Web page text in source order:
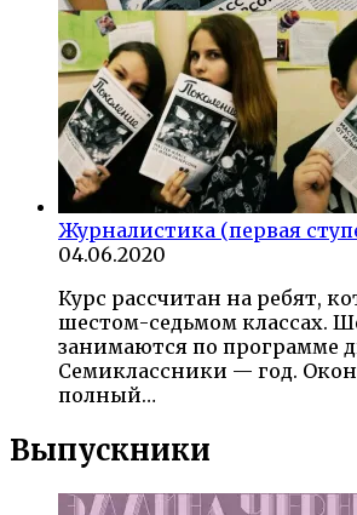
Журналистика (первая
04.06.2020
Курс рассчитан на ребят,
шестом-седьмом классах.
занимаются по программе
Семиклассники — год.
полный…
Выпускники